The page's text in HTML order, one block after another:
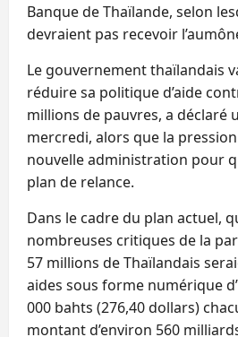
Banque de Thaïlande, selon
devraient pas recevoir
Le gouvernement thaïlandais
réduire sa politique d’aide
millions de pauvres, a déclaré
mercredi, alors que la
nouvelle administration pour
plan de relance.
Dans le cadre du plan actuel,
nombreuses critiques de la
57 millions de Thaïlandais
aides sous forme numérique
000 bahts (276,40 dollars)
montant d’environ 560